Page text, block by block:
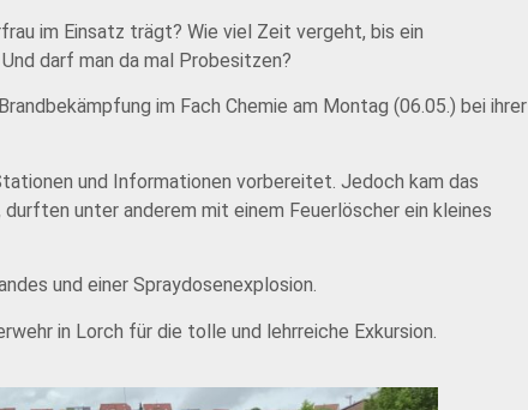
im Einsatz trägt? Wie viel Zeit vergeht, bis ein
darf man da mal Probesitzen?
im Fach Chemie am Montag (06.05.) bei ihrer
und Informationen vorbereitet. Jedoch kam das
unter anderem mit einem Feuerlöscher ein kleines
und einer Spraydosenexplosion.
in Lorch für die tolle und lehrreiche Exkursion.